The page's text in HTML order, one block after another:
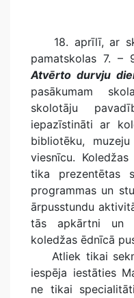
18. aprīlī, ar
pamatskolas 7. –
Atvērto durvju
pasākumam
skolotāju
iepazīstināti ar
bibliotēku,
viesnīcu.
tika prezentētas
programmas un
ārpusstundu
tās apkārtni un
koledžas ēdnīcā
Atliek tikai
iespēja iestāties
ne tikai